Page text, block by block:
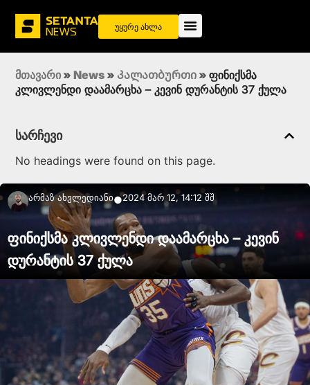
უყურე ახლა
მთავარი » News » Კალათბურთი » ფინიქსმა
კლივლენდი დაამარცხა – კევინ დურანტის 37 ქულა
სარჩევი
No headings were found on this page.
Არმაზ Ახვლედიანი●2024 მარ 12, 14:12 შშ
ფინიქსმა კლივლენდი დაამარცხა – კევინ
დურანტის 37 ქულა